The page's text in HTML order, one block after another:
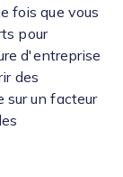
fois que vous
pour
d'entreprise
des
sur un facteur